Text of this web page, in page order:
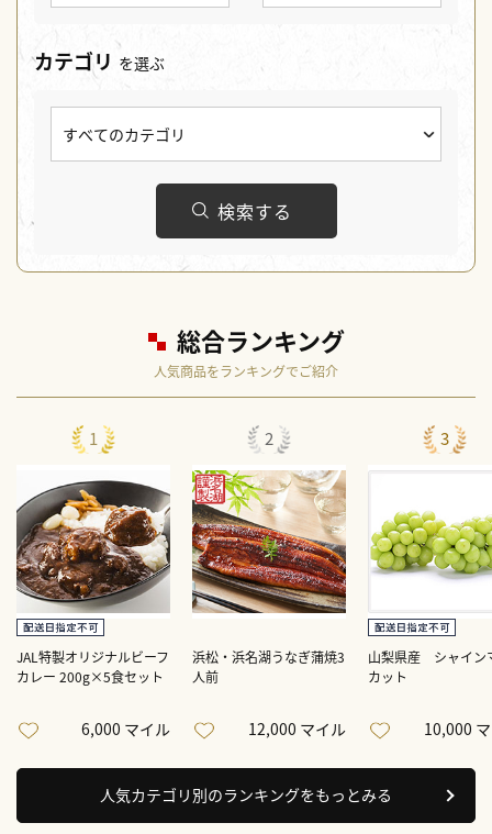
カテゴリ を選ぶ
検索する
総合ランキング
人気商品をランキングでご紹介
1
JAL特製オリジナルビーフ
カレー 200g×5食セット
6,000 マイル
2
浜松・浜名湖うなぎ蒲焼3
人前
12,000 マイル
3
山梨県産 シャイン
カット
10,000
人気カテゴリ別のランキングをもっとみる